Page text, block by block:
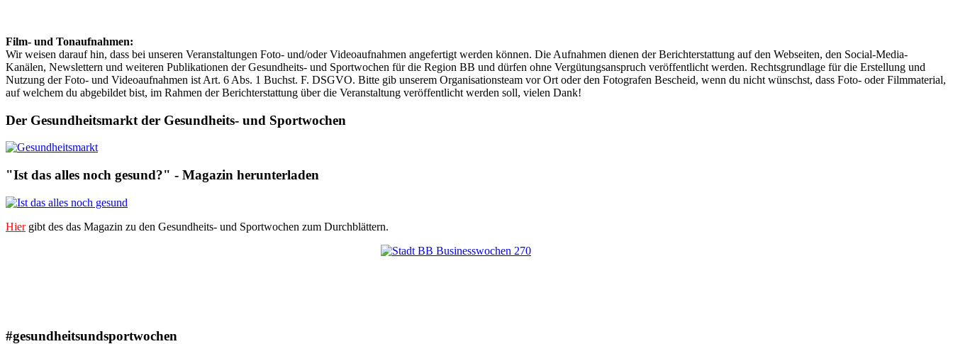
Film- und Tonaufnahmen:
Wir weisen darauf hin, dass bei unseren Veranstaltungen Foto- und/oder Videoaufnahmen angefertigt werden können. Die Aufnahmen dienen der Berichterstattung auf den Webseiten, den Social-Media-
Kanälen, Newslettern und weiteren Publikationen der Gesundheits- und Sportwochen für die Region BB und dürfen ohne Vergütungsanspruch veröffentlicht werden. Rechtsgrundlage für die Erstellung und
Nutzung der Foto- und Videoaufnahmen ist Art. 6 Abs. 1 Buchst. F. DSGVO. Bitte gib unserem Organisationsteam vor Ort oder den Fotografen Bescheid, wenn du nicht wünschst, dass Foto- oder Filmmaterial,
auf welchem du abgebildet bist, im Rahmen der Berichterstattung über die Veranstaltung veröffentlicht werden soll, vielen Dank!
Der Gesundheitsmarkt der Gesundheits- und Sportwochen
"Ist das alles noch gesund?" - Magazin herunterladen
Hiergibt des das Magazin zu den Gesundheits- und Sportwochen zum Durchblättern.
#gesundheitsundsportwochen